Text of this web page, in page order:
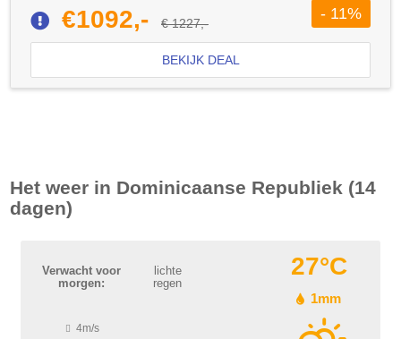
€1092,- € 1227,-
- 11%
BEKIJK DEAL
Het weer in Dominicaanse Republiek (14
dagen)
Verwacht voor
morgen:
lichte
regen
27°C
1mm
4m/s